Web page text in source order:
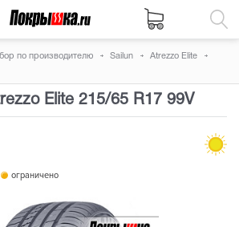
по производителю Sailun
Atrezzo Elite
Elite 215/65 R17 99V
ограничено